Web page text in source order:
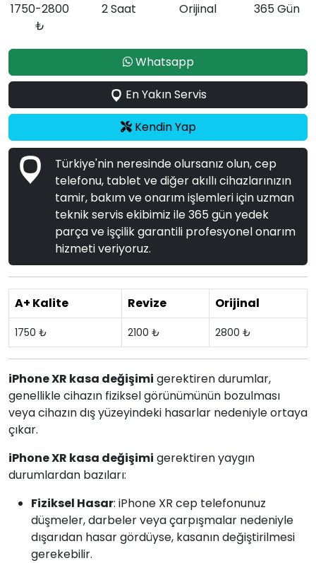
1750-2800
₺
2 Saat Orijinal 365 Gün
Whatsapp
En Yakın Servis
Kendin Yap
Türkiye'nin neresinde olursanız olun, cep
telefonu, tablet ve diğer akıllı cihazlarınızın
tamir, bakım ve onarım işlemleri için uzman
teknik servis ekibimiz ile 365 gün yedek
parça ve işçilik garantili profesyonel onarım
hizmeti veriyoruz.
A+ Kalite Revize Orijinal
1750 ₺ 2100 ₺ 2800 ₺
iPhone XR kasa değişimi gerektiren durumlar,
genellikle cihazın fiziksel görünümünün bozulması
veya cihazın dış yüzeyindeki hasarlar nedeniyle ortaya
çıkar.
iPhone XR kasa değişimi gerektiren yaygın
durumlardan bazıları:
Fiziksel Hasar: iPhone XR cep telefonunuz
düşmeler, darbeler veya çarpışmalar nedeniyle
dışarıdan hasar gördüyse, kasanın değiştirilmesi
gerekebilir.